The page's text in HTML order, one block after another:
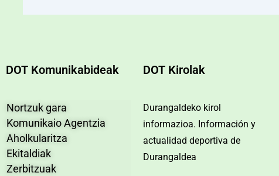
DOT Komunikabideak
Nortzuk gara
Komunikaio Agentzia
Aholkularitza
Ekitaldiak
Zerbitzuak
DOT Kirolak
Durangaldeko kirol
informazioa. Información y
actualidad deportiva de
Durangaldea